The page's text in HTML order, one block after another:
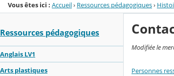
Vous êtes ici : Accueil› Ressources pédagogiques›
Ressources pédagogiques
Anglais LV1
Arts plastiques
Modifiée le
Personnes